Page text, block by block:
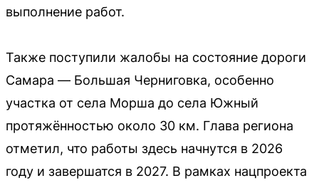
выполнение работ.
Также поступили жалобы на состояние дороги
Самара — Большая Черниговка, особенно
участка от села Морша до села Южный
протяжённостью около 30 км. Глава региона
отметил, что работы здесь начнутся в 2026
году и завершатся в 2027. В рамках нацпроекта